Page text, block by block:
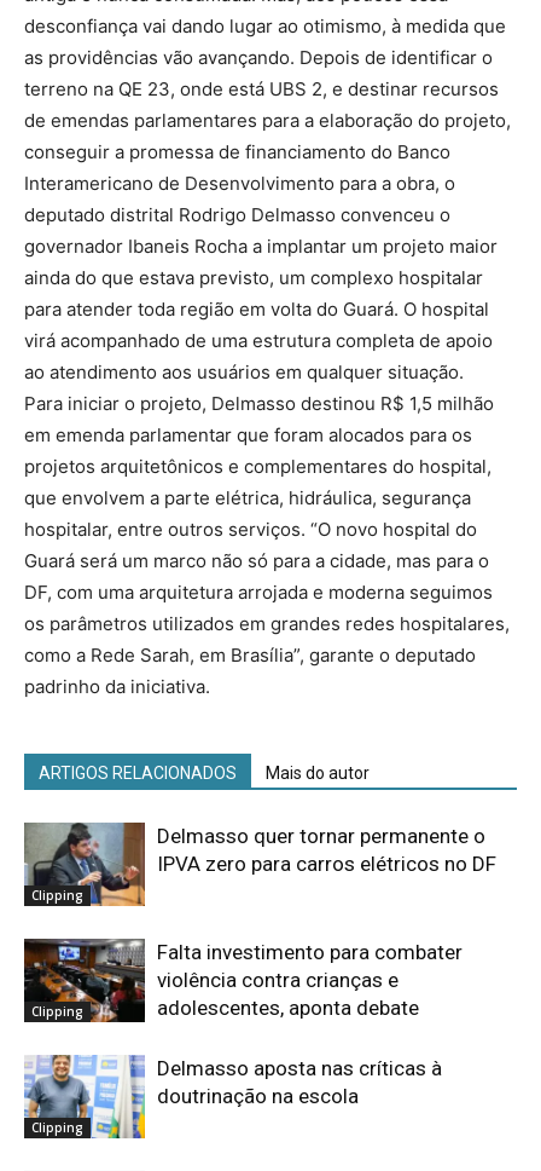
desconfiança vai dando lugar ao otimismo, à medida que
as providências vão avançando. Depois de identificar o
terreno na QE 23, onde está UBS 2, e destinar recursos
de emendas parlamentares para a elaboração do projeto,
conseguir a promessa de financiamento do Banco
Interamericano de Desenvolvimento para a obra, o
deputado distrital Rodrigo Delmasso convenceu o
governador Ibaneis Rocha a implantar um projeto maior
ainda do que estava previsto, um complexo hospitalar
para atender toda região em volta do Guará. O hospital
virá acompanhado de uma estrutura completa de apoio
ao atendimento aos usuários em qualquer situação.
Para iniciar o projeto, Delmasso destinou R$ 1,5 milhão
em emenda parlamentar que foram alocados para os
projetos arquitetônicos e complementares do hospital,
que envolvem a parte elétrica, hidráulica, segurança
hospitalar, entre outros serviços. “O novo hospital do
Guará será um marco não só para a cidade, mas para o
DF, com uma arquitetura arrojada e moderna seguimos
os parâmetros utilizados em grandes redes hospitalares,
como a Rede Sarah, em Brasília”, garante o deputado
padrinho da iniciativa.
ARTIGOS RELACIONADOS Mais do autor
Clipping
Delmasso quer tornar permanente o
IPVA zero para carros elétricos no DF
Clipping
Falta investimento para combater
violência contra crianças e
adolescentes, aponta debate
Clipping
Delmasso aposta nas críticas à
doutrinação na escola